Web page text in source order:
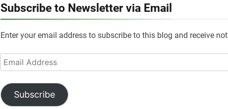
Subscribe to Newsletter via Email
Enter your email address to subscribe to this blog and receive
Email
Address
Subscribe